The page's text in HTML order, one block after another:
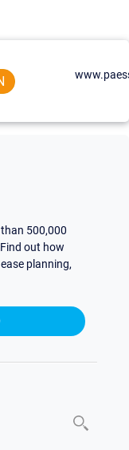
500,000
out how
planning,